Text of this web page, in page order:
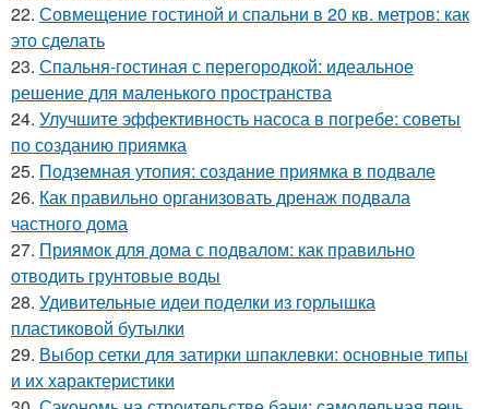
22. Совмещение гостиной и спальни в 20 кв. метров: как
это сделать
23. Спальня-гостиная с перегородкой: идеальное
решение для маленького пространства
24. Улучшите эффективность насоса в погребе: советы
по созданию приямка
25. Подземная утопия: создание приямка в подвале
26. Как правильно организовать дренаж подвала
частного дома
27. Приямок для дома с подвалом: как правильно
отводить грунтовые воды
28. Удивительные идеи поделки из горлышка
пластиковой бутылки
29. Выбор сетки для затирки шпаклевки: основные типы
и их характеристики